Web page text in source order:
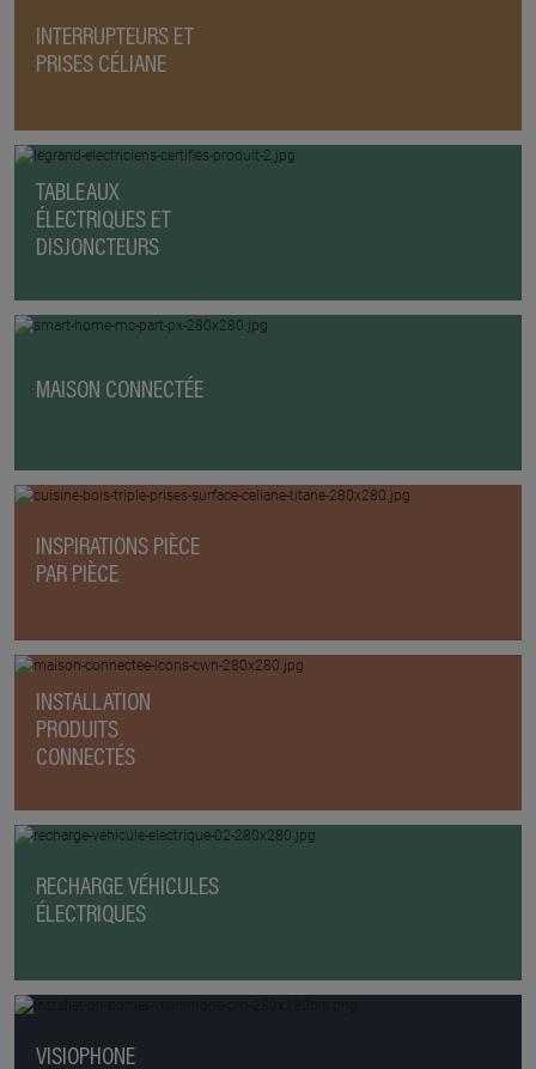
INTERRUPTEURS ET
PRISES CÉLIANE
TABLEAUX
ÉLECTRIQUES ET
DISJONCTEURS
MAISON CONNECTÉE
INSPIRATIONS PIÈCE
PAR PIÈCE
INSTALLATION
PRODUITS
CONNECTÉS
RECHARGE VÉHICULES
ÉLECTRIQUES
VISIOPHONE